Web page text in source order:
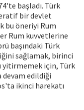
başladı. Türk
bir devlet
bu öneriyi Rum
Rum kuvvetlerine
başındaki Türk
sağlamak, birinci
yitirmemek için, Türk
devam edildiği
ikinci harekatı